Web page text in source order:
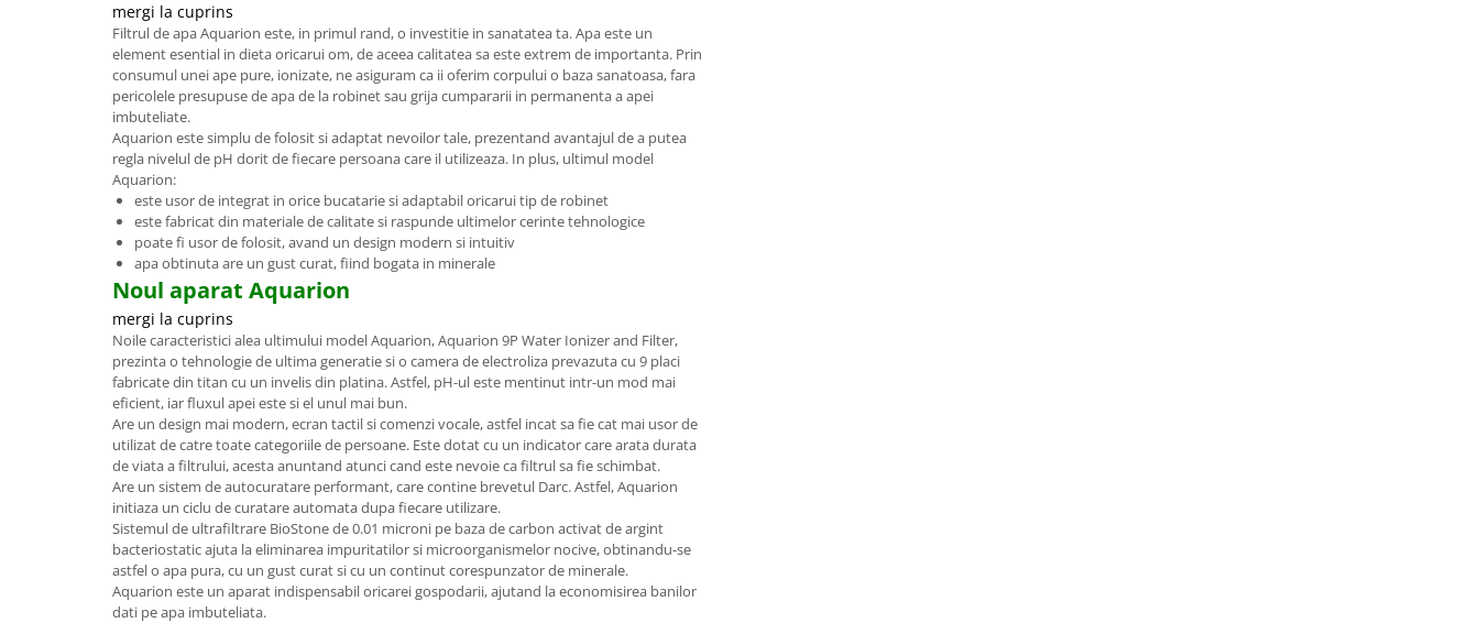
mergi la cuprins
Filtrul de apa Aquarion este, in primul rand, o investitie in sanatatea ta. Apa este un
element esential in dieta oricarui om, de aceea calitatea sa este extrem de importanta. Prin
consumul unei ape pure, ionizate, ne asiguram ca ii oferim corpului o baza sanatoasa, fara
pericolele presupuse de apa de la robinet sau grija cumpararii in permanenta a apei
imbuteliate.
Aquarion este simplu de folosit si adaptat nevoilor tale, prezentand avantajul de a putea
regla nivelul de pH dorit de fiecare persoana care il utilizeaza. In plus, ultimul model
Aquarion:
este usor de integrat in orice bucatarie si adaptabil oricarui tip de robinet
este fabricat din materiale de calitate si raspunde ultimelor cerinte tehnologice
poate fi usor de folosit, avand un design modern si intuitiv
apa obtinuta are un gust curat, fiind bogata in minerale
Noul aparat Aquarion
mergi la cuprins
Noile caracteristici alea ultimului model Aquarion, Aquarion 9P Water Ionizer and Filter,
prezinta o tehnologie de ultima generatie si o camera de electroliza prevazuta cu 9 placi
fabricate din titan cu un invelis din platina. Astfel, pH-ul este mentinut intr-un mod mai
eficient, iar fluxul apei este si el unul mai bun.
Are un design mai modern, ecran tactil si comenzi vocale, astfel incat sa fie cat mai usor de
utilizat de catre toate categoriile de persoane. Este dotat cu un indicator care arata durata
de viata a filtrului, acesta anuntand atunci cand este nevoie ca filtrul sa fie schimbat.
Are un sistem de autocuratare performant, care contine brevetul Darc. Astfel, Aquarion
initiaza un ciclu de curatare automata dupa fiecare utilizare.
Sistemul de ultrafiltrare BioStone de 0.01 microni pe baza de carbon activat de argint
bacteriostatic ajuta la eliminarea impuritatilor si microorganismelor nocive, obtinandu-se
astfel o apa pura, cu un gust curat si cu un continut corespunzator de minerale.
Aquarion este un aparat indispensabil oricarei gospodarii, ajutand la economisirea banilor
dati pe apa imbuteliata.